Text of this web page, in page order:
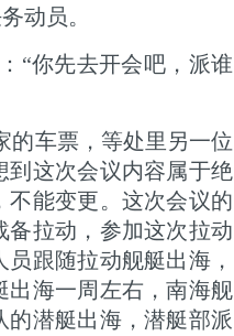
动员。
“你先去开会吧，派谁
的车票，等处里另一位
到这次会议内容属于绝
不能变更。这次会议的
备拉动，参加这次拉动
跟随拉动舰艇出海，
出海一周左右，南海舰
的潜艇出海，潜艇部派